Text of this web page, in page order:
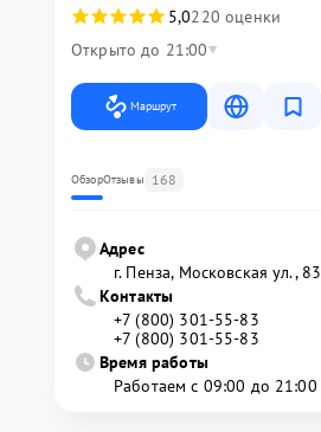
5,0220 оценки
Открыто до 21:00
Маршрут
ОбзорОтзывы 168
Адрес
г. Пенза, Московская ул., 83
Контакты
+7 (800) 301-55-83
+7 (800) 301-55-83
Время работы
Работаем с 09:00 до 21:00